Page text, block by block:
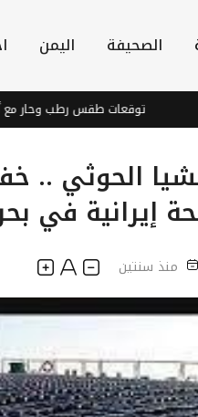
الصحيفة اليمن
توقعات طقس رطب وحار مع أمطار
الحوثي ..
إيرانية في
منذ سنتين